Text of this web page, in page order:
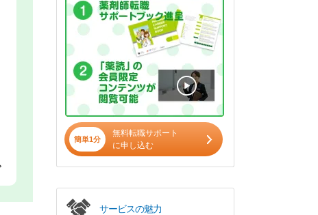
簡単1分
無料転職サポート
に申し込む
サービスの魅力